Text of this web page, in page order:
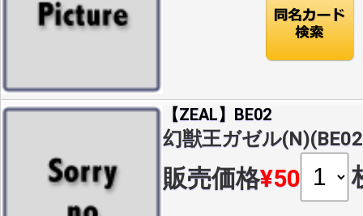
【ZEAL】BE02
幻獣王ガゼル
販売価格¥50